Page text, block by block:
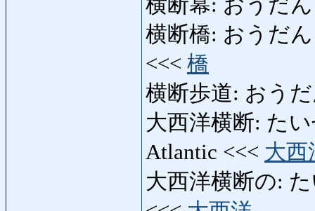
横断橋: おうだん
<<< 橋
横断歩道: おうだ
大西洋横断: た
Atlantic <<< 大西
大西洋横断の: